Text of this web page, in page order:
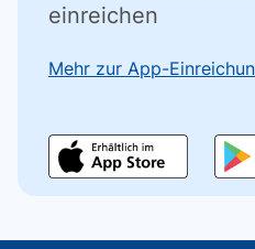
einreichen
Mehr zur App-